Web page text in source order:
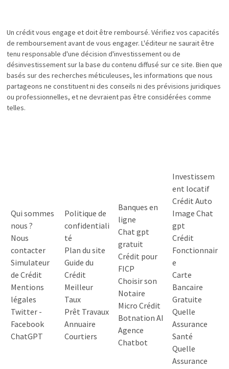
Un crédit vous engage et doit être remboursé. Vérifiez vos capacités
de remboursement avant de vous engager. L'éditeur ne saurait être
tenu responsable d'une décision d'investissement ou de
désinvestissement sur la base du contenu diffusé sur ce site. Bien que
basés sur des recherches méticuleuses, les informations que nous
partageons ne constituent ni des conseils ni des prévisions juridiques
ou professionnelles, et ne devraient pas être considérées comme
telles.
Qui sommes
nous ?
Nous
contacter
Simulateur
de Crédit
Mentions
légales
Twitter-
Facebook
ChatGPT
Politique de
confidentiali
té
Plan du site
Guide du
Crédit
Meilleur
Taux
Prêt Travaux
Annuaire
Courtiers
Banques en
ligne
Chat gpt
gratuit
Crédit pour
FICP
Choisir son
Notaire
Micro Crédit
Botnation AI
Agence
Chatbot
Investissem
ent locatif
Crédit Auto
Image Chat
gpt
Crédit
Fonctionnair
e
Carte
Bancaire
Gratuite
Quelle
Assurance
Santé
Quelle
Assurance